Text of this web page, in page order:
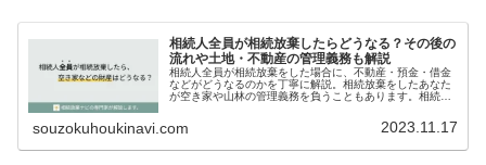
相続人全員が相続放棄したらどうなる？その後の
流れや土地・不動産の管理義務も解説
相続人全員が相続放棄をした場合に、不動産・預金・借金
などがどうなるのかを丁寧に解説。相続放棄をしたあなた
が空き家や山林の管理義務を負うこともあります。相続放
souzokuhoukinavi.com 2023.11.17